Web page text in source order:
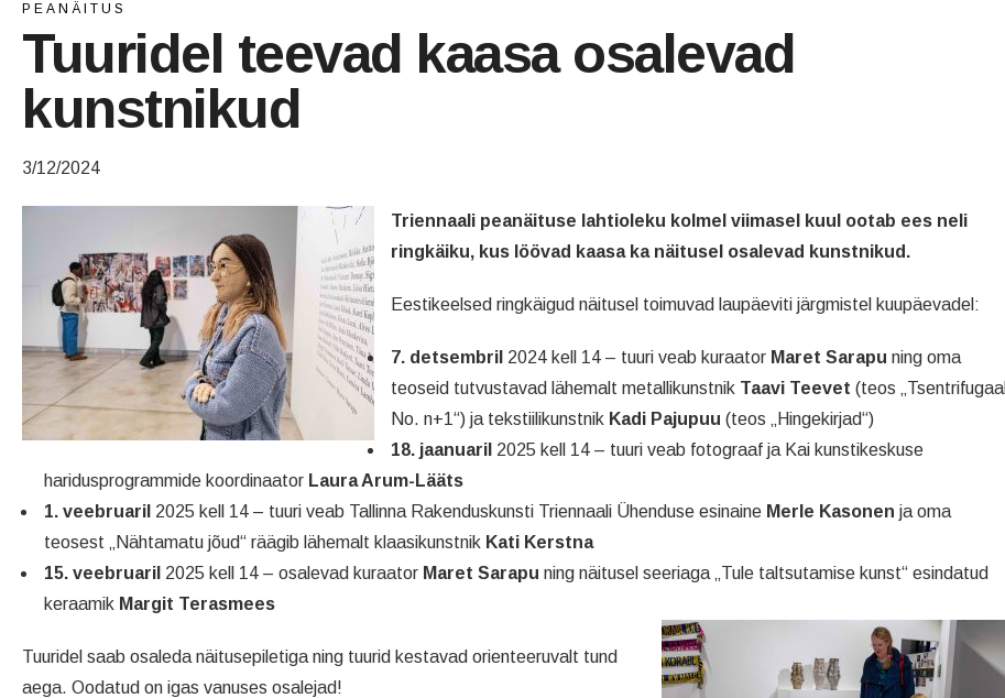
PEANÄITUS
Tuuridel teevad kaasa osalevad
kunstnikud
3/12/2024
Triennaali peanäituse lahtioleku kolmel viimasel kuul ootab ees neli
ringkäiku, kus löövad kaasa ka näitusel osalevad kunstnikud.
Eestikeelsed ringkäigud näitusel toimuvad laupäeviti järgmistel kuupäevadel:
7. detsembril 2024 kell 14 – tuuri veab kuraator Maret Sarapu ning oma
teoseid tutvustavad lähemalt metallikunstnik Taavi Teevet (teos „Tsentrifugaal
No. n+1“) ja tekstiilikunstnik Kadi Pajupuu (teos „Hingekirjad“)
18. jaanuaril 2025 kell 14 – tuuri veab fotograaf ja Kai kunstikeskuse
haridusprogrammide koordinaator Laura Arum-Lääts
1. veebruaril 2025 kell 14 – tuuri veab Tallinna Rakenduskunsti Triennaali Ühenduse esinaine Merle Kasonen ja oma
teosest „Nähtamatu jõud“ räägib lähemalt klaasikunstnik Kati Kerstna
15. veebruaril 2025 kell 14 – osalevad kuraator Maret Sarapu ning näitusel seeriaga „Tule taltsutamise kunst“ esindatud
keraamik Margit Terasmees
Tuuridel saab osaleda näitusepiletiga ning tuurid kestavad orienteeruvalt tund
aega. Oodatud on igas vanuses osalejad!